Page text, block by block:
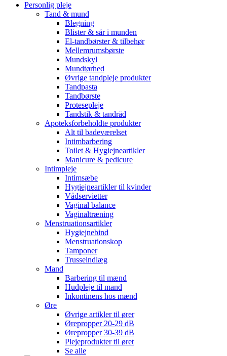
Personlig pleje
Tand & mund
Blegning
Blister & sår i munden
El-tandbørster & tilbehør
Mellemrumsbørste
Mundskyl
Mundtørhed
Øvrige tandpleje produkter
Tandpasta
Tandbørste
Protesepleje
Tandstik & tandråd
Apoteksforbeholdte produkter
Alt til badeværelset
Intimbarbering
Toilet & Hygiejneartikler
Manicure & pedicure
Intimpleje
Intimsæbe
Hygiejneartikler til kvinder
Vådservietter
Vaginal balance
Vaginaltræning
Menstruationsartikler
Hygiejnebind
Menstruationskop
Tamponer
Trusseindlæg
Mand
Barbering til mænd
Hudpleje til mand
Inkontinens hos mænd
Øre
Øvrige artikler til ører
Ørepropper 20-29 dB
Ørepropper 30-39 dB
Plejeprodukter til øret
Se alle